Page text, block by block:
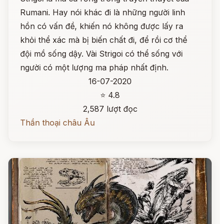
Rumani. Hay nói khác đi là những người linh
hồn có vấn đề, khiến nó không được lấy ra
khỏi thể xác mà bị biến chất đi, để rồi cơ thể
đội mồ sống dậy. Vài Strigoi có thể sống với
người có một lượng ma pháp nhất định.
16-07-2020
⭐ 4.8
2,587 lượt đọc
Thần thoại châu Âu